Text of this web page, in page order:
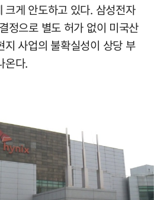
크게 안도하고 있다. 삼성전자
정으로 별도 허가 없이 미국산
지 사업의 불확실성이 상당 부
온다.